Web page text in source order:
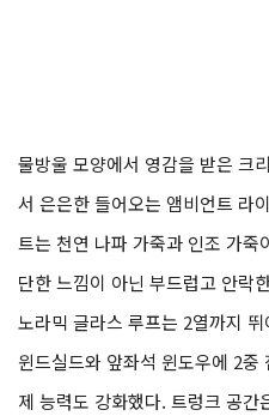
물방울 모양에서 영감을 받은 크
서 은은한 들어오는 앰비언트 라
트는 천연 나파 가죽과 인조 가죽
단한 느낌이 아닌 부드럽고 안락
노라믹 글라스 루프는 2열까지
윈드실드와 앞좌석 윈도우에 2중
제 능력도 강화했다. 트렁크 공